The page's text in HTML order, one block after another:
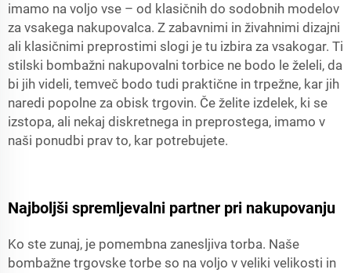
imamo na voljo vse – od klasičnih do sodobnih modelov
za vsakega nakupovalca. Z zabavnimi in živahnimi dizajni
ali klasičnimi preprostimi slogi je tu izbira za vsakogar. Ti
stilski bombažni nakupovalni torbice ne bodo le želeli, da
bi jih videli, temveč bodo tudi praktične in trpežne, kar jih
naredi popolne za obisk trgovin. Če želite izdelek, ki se
izstopa, ali nekaj diskretnega in preprostega, imamo v
naši ponudbi prav to, kar potrebujete.
Najboljši spremljevalni partner pri nakupovanju
Ko ste zunaj, je pomembna zanesljiva torba. Naše
bombažne trgovske torbe so na voljo v veliki velikosti in